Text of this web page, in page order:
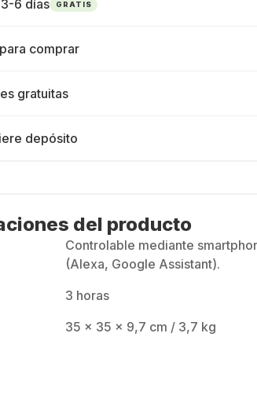
6 días GRATIS
comprar
gratuitas
depósito
del producto
Controlable mediante
(Alexa, Google Assistant).
3 horas
35 x 35 x 9,7 cm / 3,7 kg